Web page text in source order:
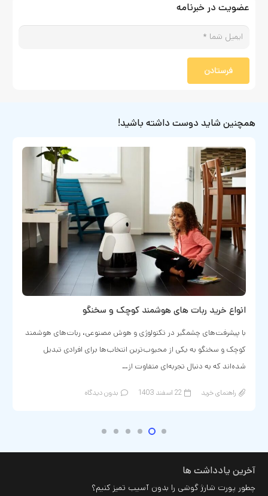
عضویت در خبرنامه
فرستادن
همچنین شاید دوست داشته باشید!
انواع خرید ربات های هوشمند کوچک و سخنگو
با پیشرفت‌های چشمگیر در تکنولوژی و هوش مصنوعی، ربات‌های هوشمند
کوچک و سخنگو به یکی از محبوب‌ترین انتخاب‌ها برای افرادی تبدیل
شده‌اند که به دنبال تجربه‌ای متفاوت از…
راهنمای خرید 22 اسفند 1403 بدون دیدگاه
آخرین یادداشت ها
چطور پورت شارژ گوشی را بدون آسیب تمیز کنیم؟